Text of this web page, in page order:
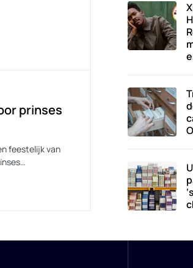
prinses
feestelijk van